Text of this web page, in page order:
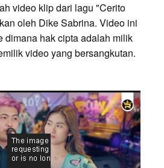
video klip dari lagu "Cerito
oleh Dike Sabrina. Video ini
dimana hak cipta adalah milik
video yang bersangkutan.